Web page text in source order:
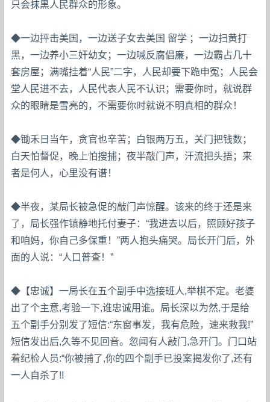
只会抹黑人民群众的形象。
◆一边抨击美国，一边送子女去美国 留学 ；一边扫黄打
黑，一边养小三奸幼女；一边喊反腐倡廉，一边霸占几十
套房屋；满嘴挂着“人民”二字，人民却要下跪申冤；人民会
堂人民进不去，人民代表人民不认识；需要你时，就说群
众的眼睛是雪亮的，不需要你时就说不明真相的群众！
◆锄禾日当午，贪官也辛苦；白银两万五，关门把钱数；
白天怕督促，晚上怕搜捕；夜半敲门声，汗流把头捂；来
者是何人，心里没有谱！
◆半夜，某局长被急促的敲门声惊醒。该来的终于还是来
了，局长强作镇静地托付妻子：“我进去以后，照顾好孩子
和咱妈，你自己多保重！”两人抱头痛哭。局长开门后，外
面的人说：“人口普查！”
◆【忠诚】一局长在五个副手中选接班人,举棋不定。老婆
出了个主意,考验一下,谁忠诚用谁。局长深以为然,于是给
五个副手分别发了短信:“东窗事发，我有危险，速来救我!”
短信发出后,久等不见回音。忽闻有人敲门,急开门。门口站
着纪检人员:“你被捕了,你的四个副手已投案揭发你了,还有
一人自杀了!!